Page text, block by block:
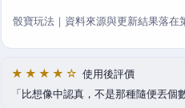
骰寶玩法｜資料來源與更新結果落在
★★★★☆ 使用後評價
比想像中認真，不是那種隨便丟個